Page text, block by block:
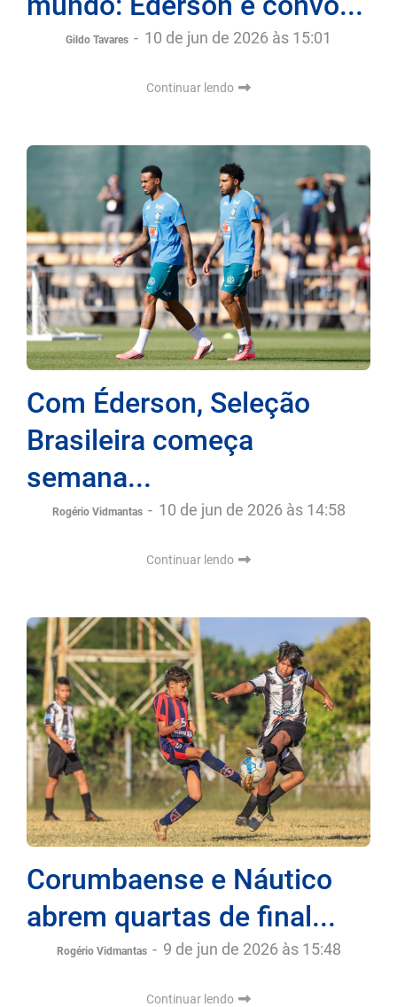
Gildo Tavares - 10 de jun de 2026 às 15:01
Continuar lendo
Com Éderson, Seleção
Brasileira começa
semana...
Rogério Vidmantas - 10 de jun de 2026 às 14:58
Continuar lendo
Corumbaense e Náutico
abrem quartas de final...
Rogério Vidmantas - 9 de jun de 2026 às 15:48
Continuar lendo